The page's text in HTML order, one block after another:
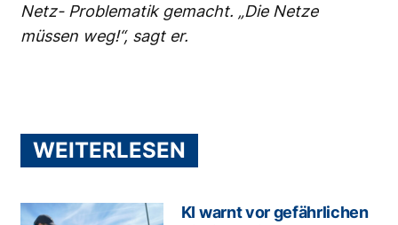
Netz- Problematik gemacht. „Die Netze
müssen weg!“, sagt er.
WEITERLESEN
KI warnt vor gefährlichen